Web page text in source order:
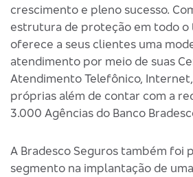
crescimento e pleno sucesso.
estrutura de proteção em todo
oferece a seus clientes uma
atendimento por meio de suas
Atendimento Telefônico,
próprias além de contar com a
3.000 Agências do Banco
A Bradesco Seguros também foi
segmento na implantação de